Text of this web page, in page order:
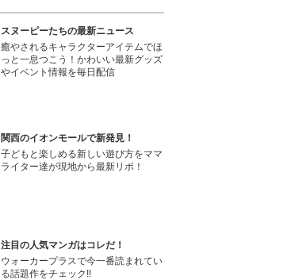
スヌーピーたちの最新ニュース
癒やされるキャラクターアイテムでほ
っと一息つこう！かわいい最新グッズ
やイベント情報を毎日配信
関西のイオンモールで新発見！
子どもと楽しめる新しい遊び方をママ
ライター達が現地から最新リポ！
注目の人気マンガはコレだ！
ウォーカープラスで今一番読まれてい
る話題作をチェック!!